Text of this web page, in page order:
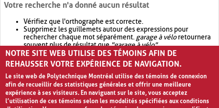
Votre recherche n'a donné aucun résultat
Vérifiez que l'orthographe est correcte.
Supprimez les guillemets autour des expressions pour
rechercher chaque mot séparément. garage à véloretournera
souvent plus de résultat que"garage à vélo".
Envisagez d'élargir votre recherche avec OR.garage OR vélo
retournera souvent plus de résultat quegarage à vélo
NOTRE SITE WEB UTILISE DES TÉMOINS AFIN DE
REHAUSSER VOTRE EXPÉRIENCE DE NAVIGATION.
Le site web de Polytechnique Montréal utilise des témoins de connexion
afin de recueillir des statistiques générales et offrir une meilleure
expérience à ses visiteurs. En naviguant sur le site, vous acceptez
l’utilisation de ces témoins selon les modalités spécifiées aux conditions